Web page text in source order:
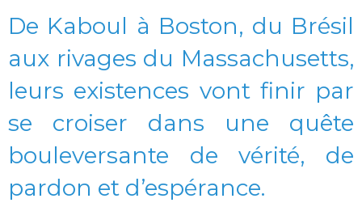
De Kaboul à Boston, du Brésil
aux rivages du Massachusetts,
leurs existences vont finir par
se croiser dans une quête
bouleversante de vérité, de
pardon et d’espérance.